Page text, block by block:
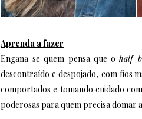
Aprenda a fazer
Engana-se quem pensa que ohalf
descontraído e despojado, com fios
comportados e tomando cuidado
poderosas para quem precisa domar